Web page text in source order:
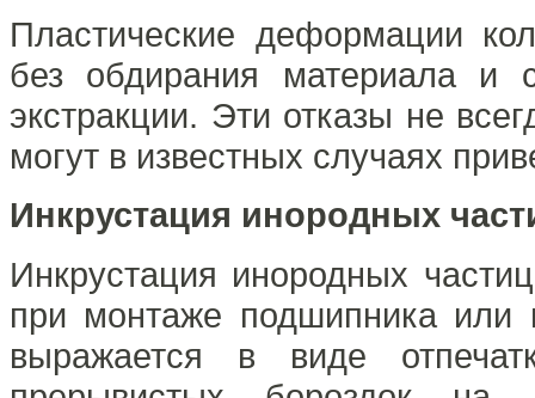
Пластические деформации
без обдирания материала и
экстракции. Эти отказы не
могут в известных случаях
Инкрустация инородных
Инкрустация инородных
при монтаже подшипника или
выражается в виде